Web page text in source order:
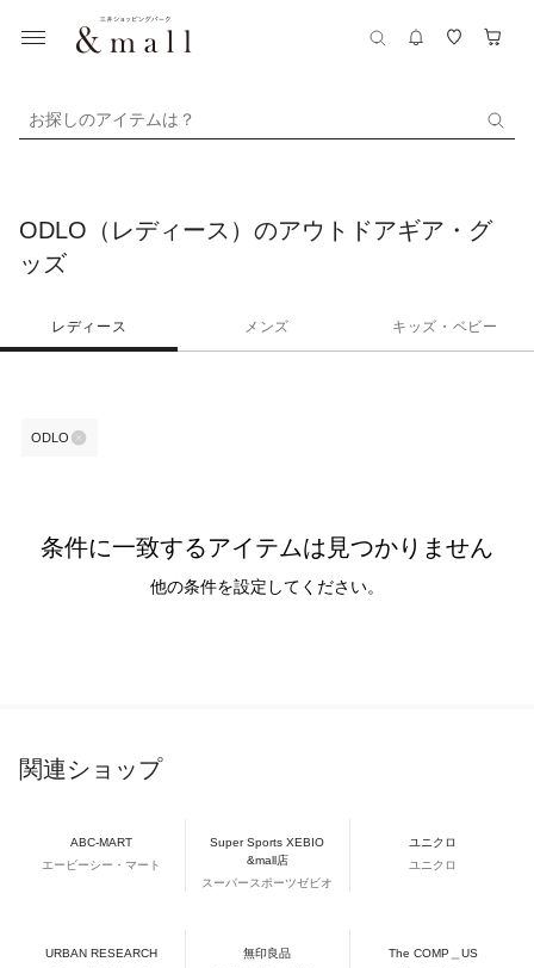
お探しのアイテムは？
ODLO（レディース）のアウトドアギア・グ
ッズ
レディース メンズ キッズ・ベビー
ODLO
条件に一致するアイテムは見つかりません
他の条件を設定してください。
関連ショップ
ABC-MART
エービーシー・マート
Super Sports XEBIO
&mall店
スーパースポーツゼビオ
ユニクロ
ユニクロ
URBAN RESEARCH
無印良品
The COMP＿US